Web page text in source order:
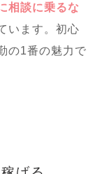
相談に乗るな
います。初心
の1番の魅力で